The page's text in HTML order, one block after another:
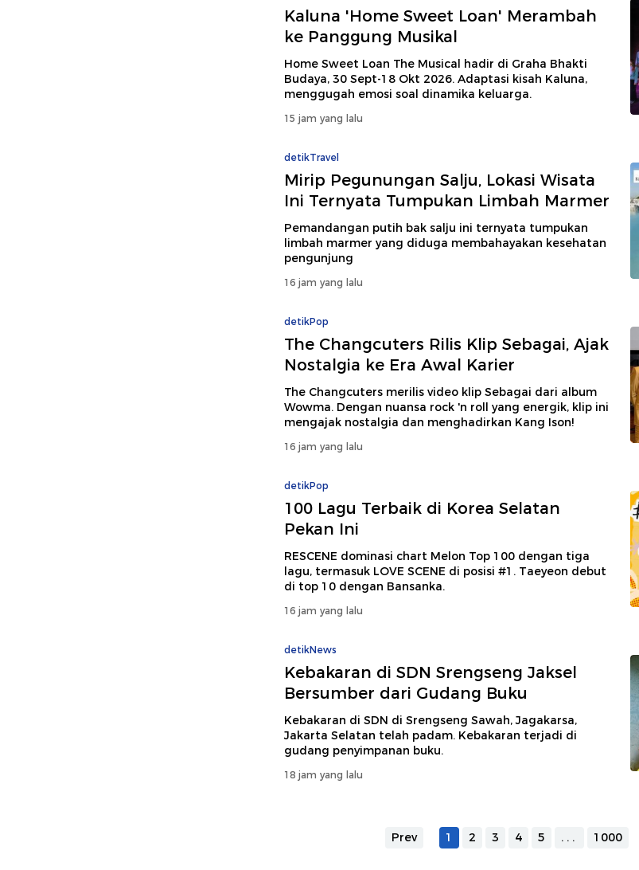
Kaluna 'Home Sweet Loan' Merambah
ke Panggung Musikal
Home Sweet Loan The Musical hadir di Graha Bhakti
Budaya, 30 Sept-18 Okt 2026. Adaptasi kisah Kaluna,
menggugah emosi soal dinamika keluarga.
15 jam yang lalu
detikTravel
Mirip Pegunungan Salju, Lokasi Wisata
Ini Ternyata Tumpukan Limbah Marmer
Pemandangan putih bak salju ini ternyata tumpukan
limbah marmer yang diduga membahayakan kesehatan
pengunjung
16 jam yang lalu
detikPop
The Changcuters Rilis Klip Sebagai, Ajak
Nostalgia ke Era Awal Karier
The Changcuters merilis video klip Sebagai dari album
Wowma. Dengan nuansa rock 'n roll yang energik, klip ini
mengajak nostalgia dan menghadirkan Kang Ison!
16 jam yang lalu
detikPop
100 Lagu Terbaik di Korea Selatan
Pekan Ini
RESCENE dominasi chart Melon Top 100 dengan tiga
lagu, termasuk LOVE SCENE di posisi #1. Taeyeon debut
di top 10 dengan Bansanka.
16 jam yang lalu
detikNews
Kebakaran di SDN Srengseng Jaksel
Bersumber dari Gudang Buku
Kebakaran di SDN di Srengseng Sawah, Jagakarsa,
Jakarta Selatan telah padam. Kebakaran terjadi di
gudang penyimpanan buku.
18 jam yang lalu
Prev 1 2 3 4 5 ... 1000